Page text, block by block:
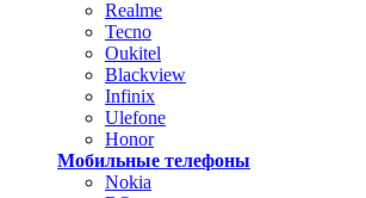
Realme
Tecno
Oukitel
Blackview
Infinix
Ulefone
Honor
Мобильные телефоны
Nokia